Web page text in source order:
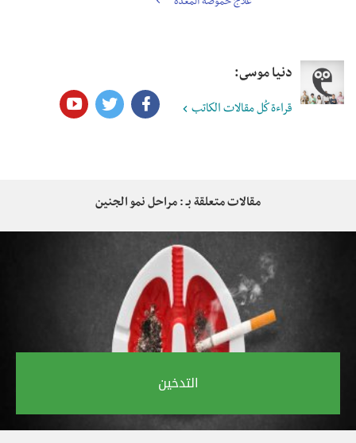
دنيا موسى:
قراءة كُل مقالات الكاتب
مقالات متعلقة بـ : مراحل نمو الجنين
التدخين‎